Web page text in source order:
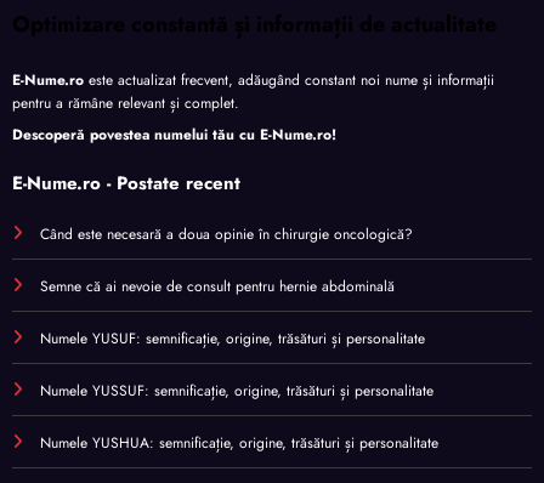
Optimizare constantă și informații de actualitate
E-Nume.ro este actualizat frecvent, adăugând constant noi nume și informații
pentru a rămâne relevant și complet.
Descoperă povestea numelui tău cu E-Nume.ro!
E-Nume.ro - Postate recent
Când este necesară a doua opinie în chirurgie oncologică?
Semne că ai nevoie de consult pentru hernie abdominală
Numele YUSUF: semnificație, origine, trăsături și personalitate
Numele YUSSUF: semnificație, origine, trăsături și personalitate
Numele YUSHUA: semnificație, origine, trăsături și personalitate